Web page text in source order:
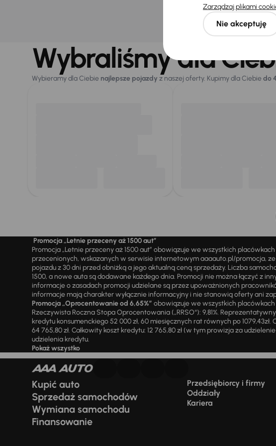
Wybraliśmy dla
Wybieramy dla Ciebie najlepsze pojazdy z naszej oferty. Kupimy dla Ciebiedo
Promocja „Letnie przeceny aż 1500 aut”
Promocja „Letnie przeceny aż 1500 aut” obowiązuje we wszystkich
przecenionych, wskazanych w serwisie internetowym aaaauto.pl/promocja,
pojazdu z 30 dni przed obniżką a jego aktualną ceną sprzedaży. Liczba
1500, a nowe auta są dodawane każdego dnia. Promocji nie można łączyć z
informacje o zasadach promocji udzielane są przez upoważnionych
informacje mają charakter wyłącznie informacyjny i nie stanowią oferty ani
Promocja „Oprocentowanie od 6,65%” obowiązuje we wszystkich
Rzeczywista Roczna Stopa Oprocentowania („RRSO“): 9,81%.
kredytu konsumenckiego 52 000 zł, 60 miesięcznych rat równych po
64 765,80 zł. Całkowity koszt kredytu: 12 765,80 zł (w tym prowizja za
udzielenia kredytu.
Pokaż wszystko
Kupić auto
Sprzedaż samochodów
Wymiana samochodu
Finansowanie
Przedsiębiorcy i firmy
Oddziały
Kariera
Zarządzaj plikami
Nie akceptuję